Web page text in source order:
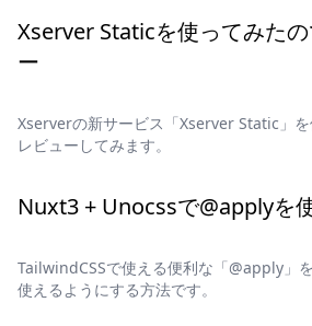
Xserver Staticを使ってみた
ー
Xserverの新サービス「Xserver Static」
レビューしてみます。
Nuxt3 + Unocssで@applyを
TailwindCSSで使える便利な「@apply」
使えるようにする方法です。